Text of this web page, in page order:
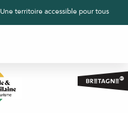
Une territoire accessible pour tous